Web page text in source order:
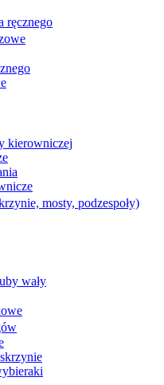
ręcznego
kierowniczej
mosty, podzespoły)
wały